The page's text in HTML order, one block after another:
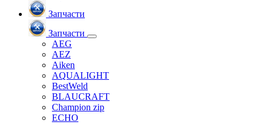
Запчасти
Запчасти
AEG
AEZ
Aiken
AQUALIGHT
BestWeld
BLAUCRAFT
Champion zip
ECHO